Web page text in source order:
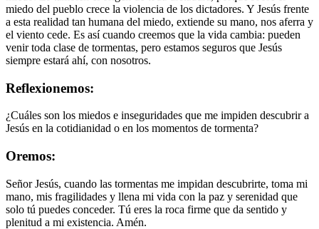
miedo del pueblo crece la violencia de los dictadores. Y Jesús frente
a esta realidad tan humana del miedo, extiende su mano, nos aferra y
el viento cede. Es así cuando creemos que la vida cambia: pueden
venir toda clase de tormentas, pero estamos seguros que Jesús
siempre estará ahí, con nosotros.
Reflexionemos:
¿Cuáles son los miedos e inseguridades que me impiden descubrir a
Jesús en la cotidianidad o en los momentos de tormenta?
Oremos:
Señor Jesús, cuando las tormentas me impidan descubrirte, toma mi
mano, mis fragilidades y llena mi vida con la paz y serenidad que
solo tú puedes conceder. Tú eres la roca firme que da sentido y
plenitud a mi existencia. Amén.